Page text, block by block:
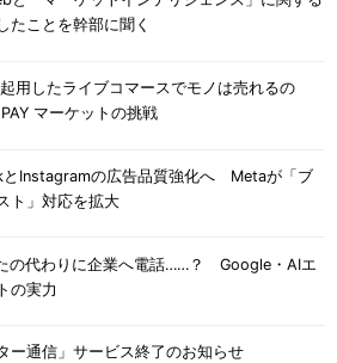
たことを幹部に聞く
用したライブコマースでモノは売れるの
マーケットの挑戦
とInstagramの広告品質強化へ Metaが「ブ
ト」対応を拡大
の代わりに企業へ電話……？ Google・AIエ
の実力
ー通信」サービス終了のお知らせ